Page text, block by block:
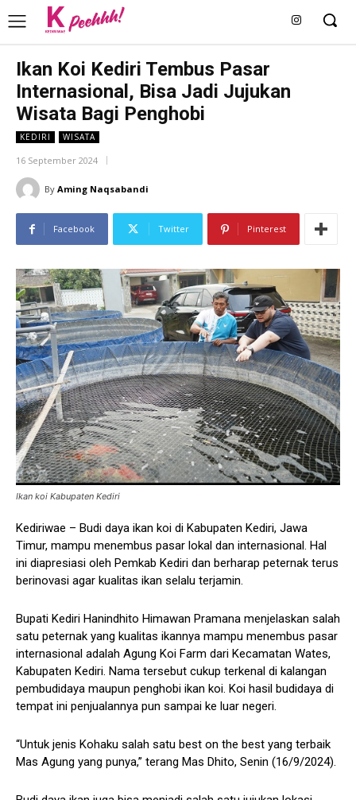
Ikan Koi Kediri Tembus Pasar
Internasional, Bisa Jadi Jujukan
Wisata Bagi Penghobi
KEDIRI WISATA
16 September 2024
By Aming Naqsabandi
Facebook Twitter Pinterest
Ikan koi Kabupaten Kediri
Kediriwae – Budi daya ikan koi di Kabupaten Kediri, Jawa
Timur, mampu menembus pasar lokal dan internasional. Hal
ini diapresiasi oleh Pemkab Kediri dan berharap peternak terus
berinovasi agar kualitas ikan selalu terjamin.
Bupati Kediri Hanindhito Himawan Pramana menjelaskan salah
satu peternak yang kualitas ikannya mampu menembus pasar
internasional adalah Agung Koi Farm dari Kecamatan Wates,
Kabupaten Kediri. Nama tersebut cukup terkenal di kalangan
pembudidaya maupun penghobi ikan koi. Koi hasil budidaya di
tempat ini penjualannya pun sampai ke luar negeri.
“Untuk jenis Kohaku salah satu best on the best yang terbaik
Mas Agung yang punya,” terang Mas Dhito, Senin (16/9/2024).